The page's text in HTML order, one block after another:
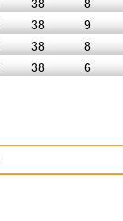
38
8
38
9
38
8
38 6